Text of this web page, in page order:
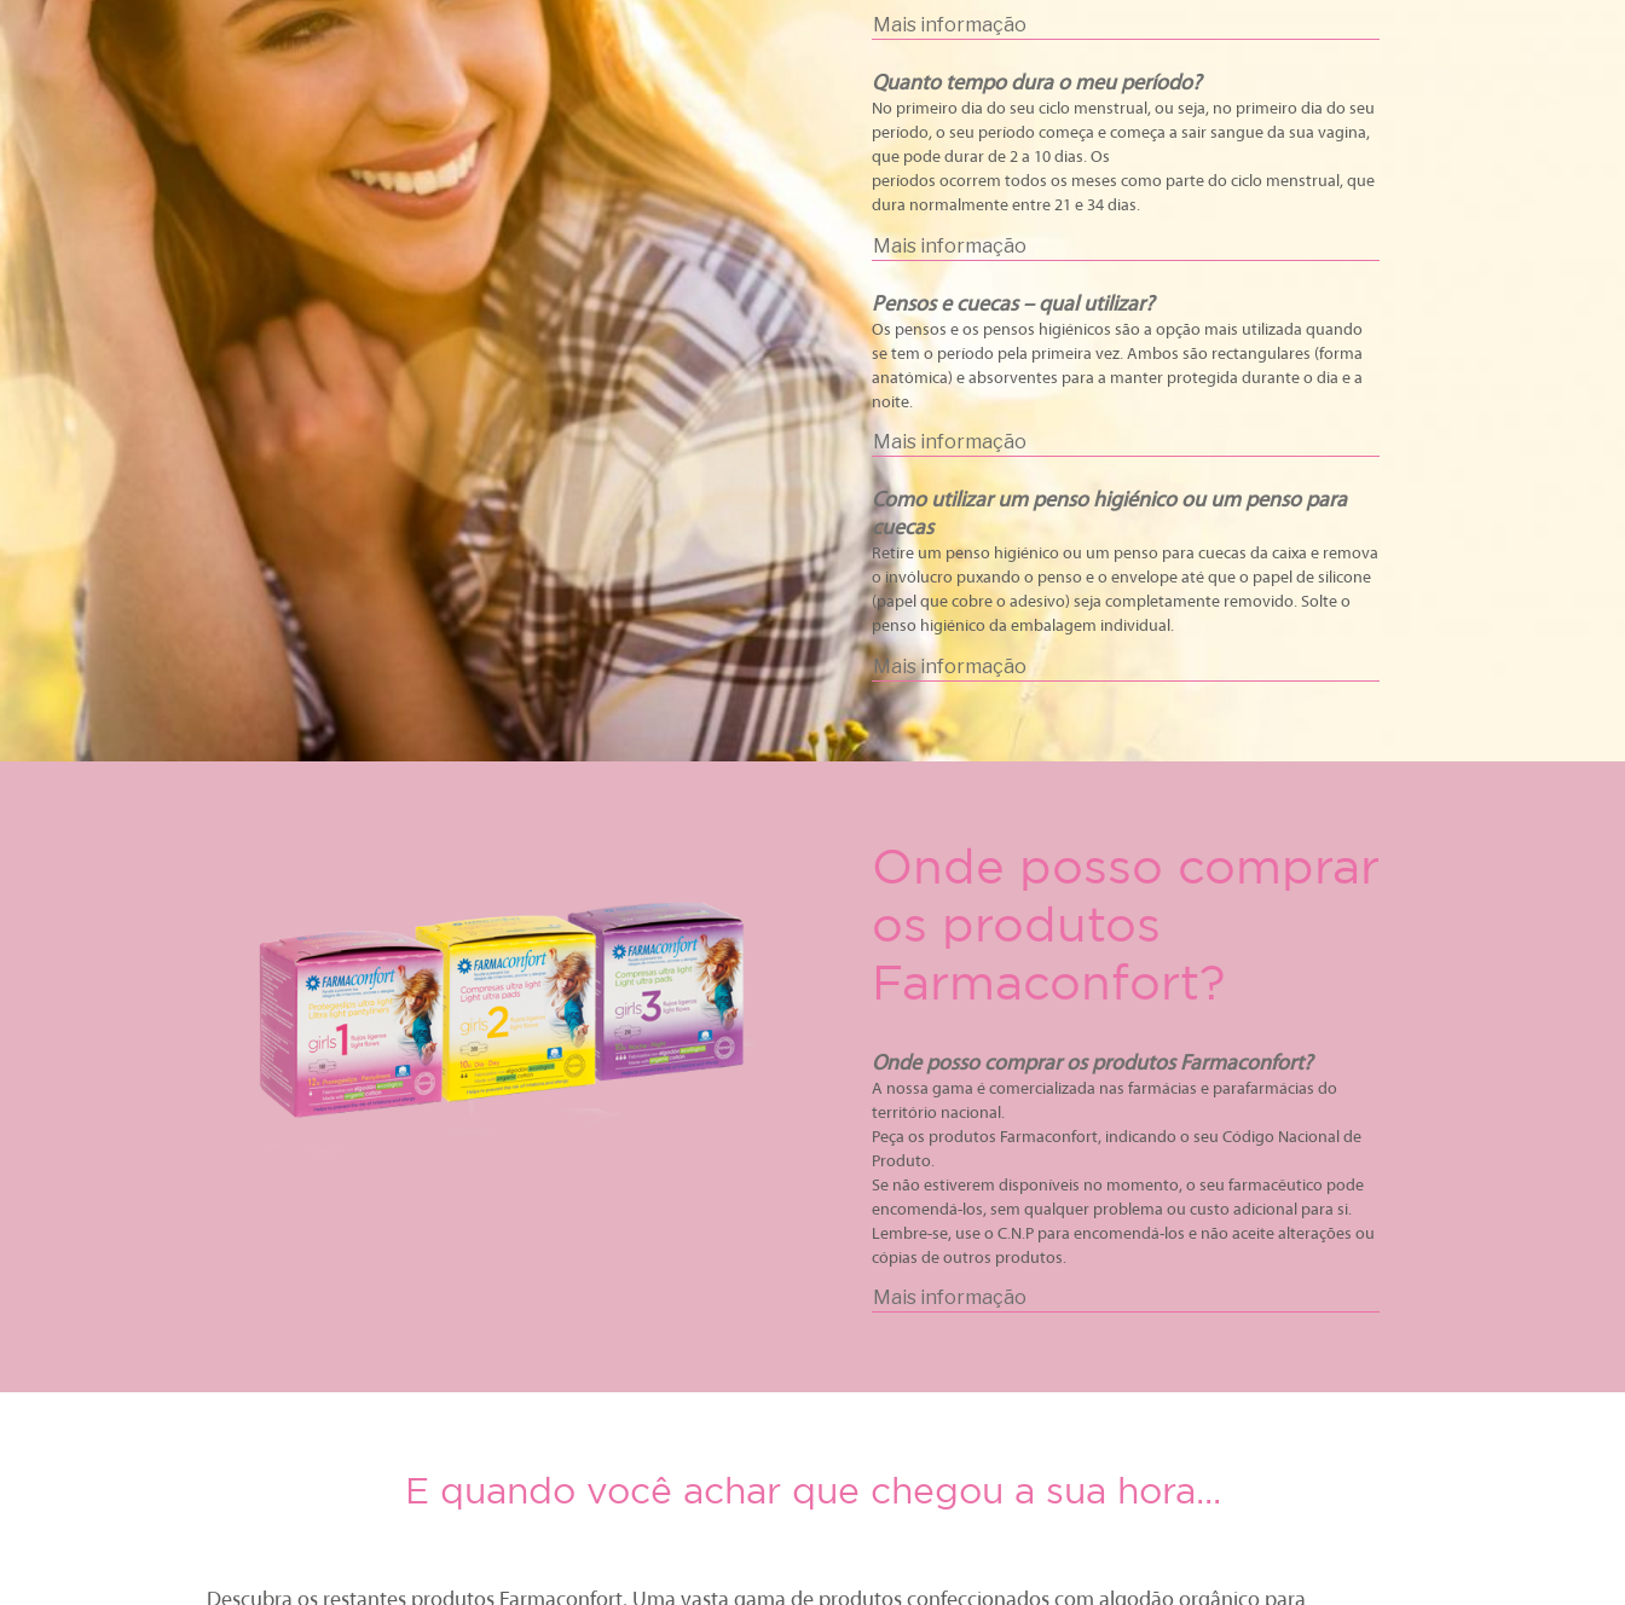
Mais informação
Quanto tempo dura o meu período?
No primeiro dia do seu ciclo menstrual, ou seja, no primeiro dia do seu
período, o seu período começa e começa a sair sangue da sua vagina,
que pode durar de 2 a 10 dias. Os
períodos ocorrem todos os meses como parte do ciclo menstrual, que
dura normalmente entre 21 e 34 dias.
Mais informação
Pensos e cuecas – qual utilizar?
Os pensos e os pensos higiénicos são a opção mais utilizada quando
se tem o período pela primeira vez. Ambos são rectangulares (forma
anatómica) e absorventes para a manter protegida durante o dia e a
noite.
Mais informação
Como utilizar um penso higiénico ou um penso para
cuecas
Retire um penso higiénico ou um penso para cuecas da caixa e remova
o invólucro puxando o penso e o envelope até que o papel de silicone
(papel que cobre o adesivo) seja completamente removido. Solte o
penso higiénico da embalagem individual.
Mais informação
Onde posso comprar
os produtos
Farmaconfort?
Onde posso comprar os produtos Farmaconfort?
A nossa gama é comercializada nas farmácias e parafarmácias do
território nacional.
Peça os produtos Farmaconfort, indicando o seu Código Nacional de
Produto.
Se não estiverem disponíveis no momento, o seu farmacêutico pode
encomendá-los, sem qualquer problema ou custo adicional para si.
Lembre-se, use o C.N.P para encomendá-los e não aceite alterações ou
cópias de outros produtos.
Mais informação
E quando você achar que chegou a sua hora...